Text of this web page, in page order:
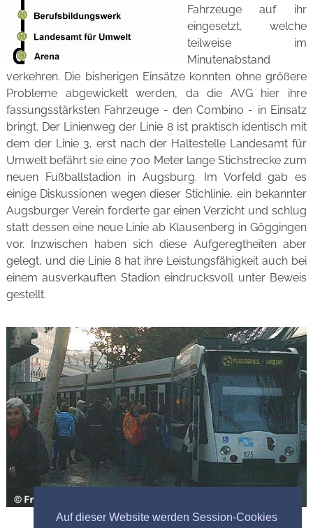
Auf dieser Website werden Session-Cookies
Fahrzeuge auf ihr
eingesetzt, welche
teilweise im
Minutenabstand
verkehren. Die bisherigen Einsätze konnten ohne größere
Probleme abgewickelt werden, da die AVG hier ihre
fassungsstärksten Fahrzeuge - den Combino - in Einsatz
bringt. Der Linienweg der Linie 8 ist praktisch identisch mit
dem der Linie 3, erst nach der Haltestelle Landesamt für
Umwelt befährt sie eine 700 Meter lange Stichstrecke zum
neuen Fußballstadion in Augsburg. Im Vorfeld gab es
einige Diskussionen wegen dieser Stichlinie, ein bekannter
Augsburger Verein forderte gar einen Verzicht und schlug
statt dessen eine neue Linie ab Klausenberg in Göggingen
vor. Inzwischen haben sich diese Aufgeregtheiten aber
gelegt, und die Linie 8 hat ihre Leistungsfähigkeit auch bei
einem ausverkauften Stadion eindrucksvoll unter Beweis
gestellt.